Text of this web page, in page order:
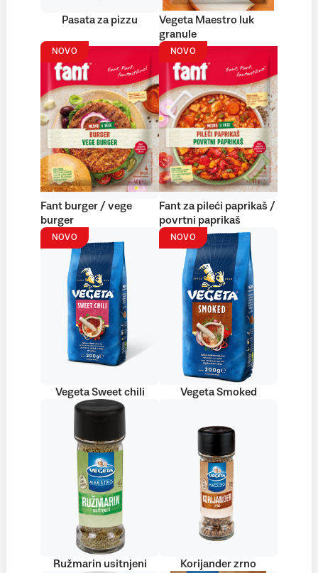
Pasata za pizzu
Vegeta Maestro luk
granule
NOVO
Fant burger / vege
burger
NOVO
Fant za pileći paprikaš /
povrtni paprikaš
NOVO
Vegeta Sweet chili
NOVO
Vegeta Smoked
Ružmarin usitnjeni Korijander zrno